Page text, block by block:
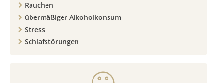
Rauchen
übermäßiger Alkoholkonsum
Stress
Schlafstörungen